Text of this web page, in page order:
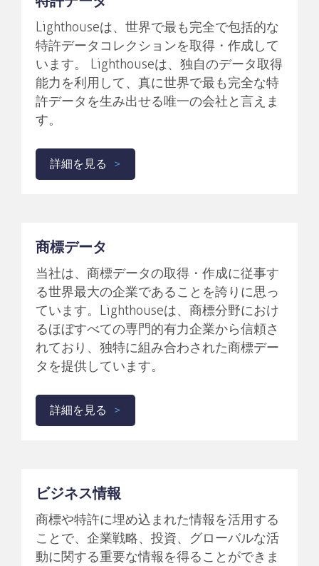
Lighthouseは、世界で最も完全で包括的な
特許データコレクションを取得・作成して
います。 Lighthouseは、独自のデータ取得
能力を利用して、真に世界で最も完全な特
許データを生み出せる唯一の会社と言えま
す。
詳細を見る
商標データ
当社は、商標データの取得・作成に従事す
る世界最大の企業であることを誇りに思っ
ています。Lighthouseは、商標分野におけ
るほぼすべての専門的有力企業から信頼さ
れており、独特に組み合わされた商標デー
タを提供しています。
詳細を見る
ビジネス情報
商標や特許に埋め込まれた情報を活用する
ことで、企業戦略、投資、グローバルな活
動に関する重要な情報を得ることができま